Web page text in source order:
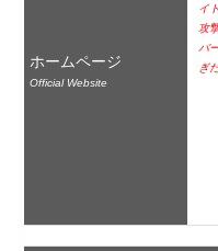
ホームページ
Official Website
イ
攻
バ
ぎ